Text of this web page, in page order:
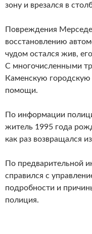
зону и врезался в
Повреждения
восстановлению
чудом остался жив,
С многочисленными
Каменскую
помощи.
По информации
житель 1995 года
как раз возвращался
По предварительной
справился с
подробности и
полиция.